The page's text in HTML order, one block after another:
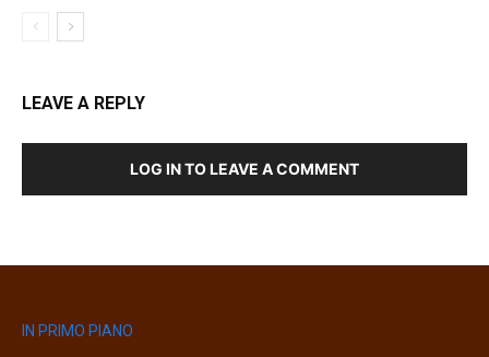
LEAVE A REPLY
LOG IN TO LEAVE A COMMENT
IN PRIMO PIANO